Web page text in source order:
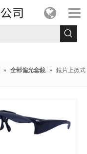
» 全部偏光套鏡 » 鏡片上掀式